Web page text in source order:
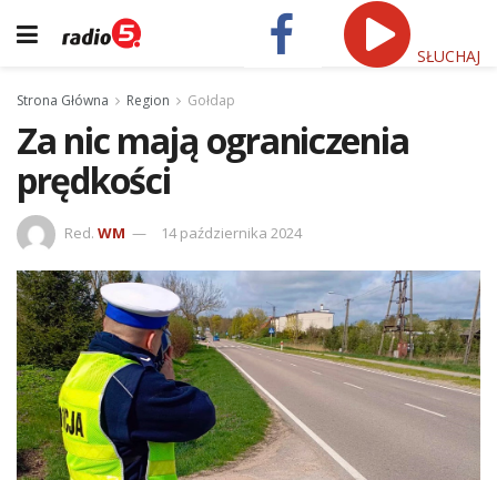
SŁUCHAJ
Strona Główna Region Gołdap
Za nic mają ograniczenia
prędkości
Red. WM 14 października 2024